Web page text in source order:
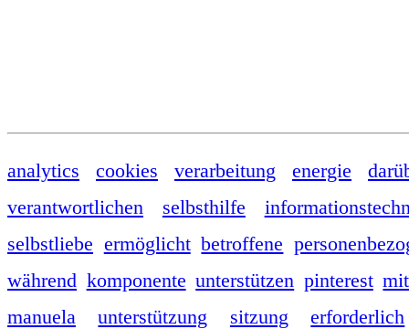
analytics cookies verarbeitung energie
verantwortlichen
selbsthilfe
selbstliebe ermöglicht betroffene
während komponente unterstützen pinterest
manuela
unterstützung sitzung
erforderlich